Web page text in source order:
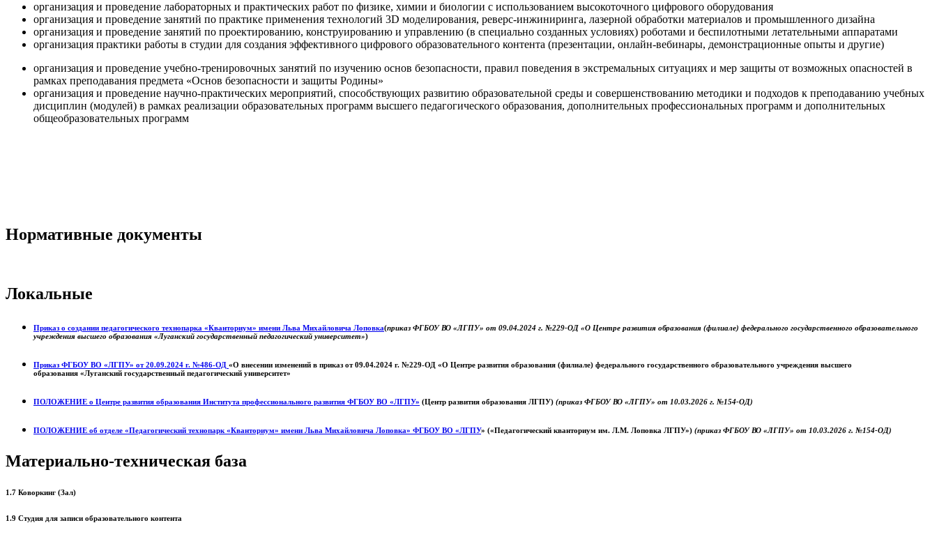
организация и проведение лабораторных и практических работ по физике, химии и биологии с использованием высокоточного цифрового оборудования
организация и проведение занятий по практике применения технологий 3D моделирования, реверс-инжиниринга, лазерной обработки материалов и промышленного дизайна
организация и проведение занятий по проектированию, конструированию и управлению (в специально созданных условиях) роботами и беспилотными летательными аппаратами
организация практики работы в студии для создания эффективного цифрового образовательного контента (презентации, онлайн-вебинары, демонстрационные опыты и другие)
организация и проведение учебно-тренировочных занятий по изучению основ безопасности, правил поведения в экстремальных ситуациях и мер защиты от возможных опасностей в
рамках преподавания предмета «Основ безопасности и защиты Родины»
организация и проведение научно-практических мероприятий, способствующих развитию образовательной среды и совершенствованию методики и подходов к преподаванию учебных
дисциплин (модулей) в рамках реализации образовательных программ высшего педагогического образования, дополнительных профессиональных программ и дополнительных
общеобразовательных программ
Нормативные документы
Локальные
Приказ о создании педагогического технопарка «Кванториум» имени Льва Михайловича Лоповка(приказ ФГБОУ ВО «ЛГПУ» от 09.04.2024 г. №229-ОД «О Центре развития образования (филиале) федерального государственного образовательного
учреждения высшего образования «Луганский государственный педагогический университет»)
Приказ ФГБОУ ВО «ЛГПУ» от 20.09.2024 г. №486-ОД «О внесении изменений в приказ от 09.04.2024 г. №229-ОД «О Центре развития образования (филиале) федерального государственного образовательного учреждения высшего
образования «Луганский государственный педагогический университет»
ПОЛОЖЕНИЕ о Центре развития образования Института профессионального развития ФГБОУ ВО «ЛГПУ» (Центр развития образования ЛГПУ) (приказ ФГБОУ ВО «ЛГПУ» от 10.03.2026 г. №154-ОД)
ПОЛОЖЕНИЕ об отделе «Педагогический технопарк «Кванториум» имени Льва Михайловича Лоповка» ФГБОУ ВО «ЛГПУ» («Педагогический кванториум им. Л.М. Лоповка ЛГПУ») (приказ ФГБОУ ВО «ЛГПУ» от 10.03.2026 г. №154-ОД)
Материально-техническая база
1.7 Коворкинг (Зал)
1.9 Студия для записи образовательного контента